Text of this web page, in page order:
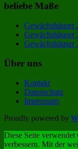
beliebe Maße
Über uns
Kontakt
Datenschutz
Impressum
Proudly powered by
Diese Seite
verbessern. Mit der